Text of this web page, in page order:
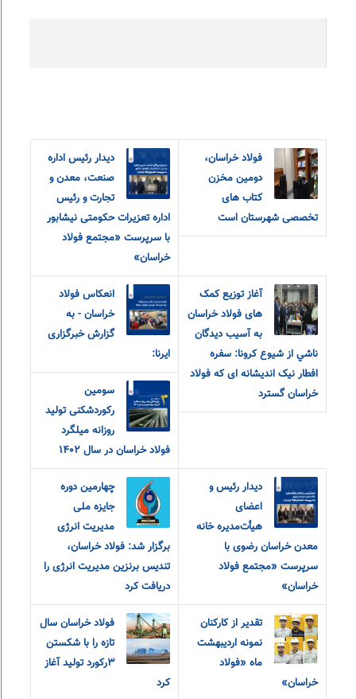
فولاد خراسان،
دومین مخزن
کتاب های
تخصصی شهرستان است
دیدار رئیس اداره
صنعت، معدن و
تجارت و رئیس
اداره تعزیرات حکومتی نیشابور
با سرپرست «مجتمع فولاد
خراسان»
آغاز توزیع کمک
های فولاد خراسان
به آسيب ديدگان
ناشي از شيوع كرونا: سفره
افطار نیک اندیشانه ای که فولاد
خراسان گسترد
انعکاس فولاد
خراسان - به
گزارش خبرگزاری
ایرنا:
سومین
رکوردشکنی تولید
روزانه میلگرد
فولاد خراسان در سال ۱۴۰۲
دیدار رئیس و
اعضای
هیأت‌مدیره خانه
معدن خراسان رضوی با
سرپرست «مجتمع فولاد
خراسان»
چهارمین دوره
جایزه ملی
مدیریت انرژی
برگزار شد: فولاد خراسان،
تندیس برنزین مدیریت انرژی را
دریافت کرد
تقدیر از کارکنان
نمونه اردیبهشت
ماه «فولاد
خراسان»
فولاد خراسان سال
تازه را با شکستن
۳رکورد تولید آغاز
کرد